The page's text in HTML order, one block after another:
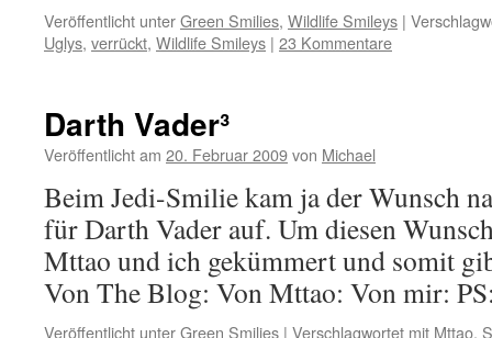
Veröffentlicht unterGreen Smilies, Wildlife Smileys |
Uglys, verrückt, Wildlife Smileys | 23 Kommentare
Darth Vader³
Veröffentlicht am 20. Februar 2009von Michael
Beim Jedi-Smilie kam ja der Wunsch
für Darth Vader auf. Um diesen
Mttao und ich gekümmert und somit
Von The Blog: Von Mttao: Von mir:
Veröffentlicht unterGreen Smilies | Verschlagwortet mit Mttao,